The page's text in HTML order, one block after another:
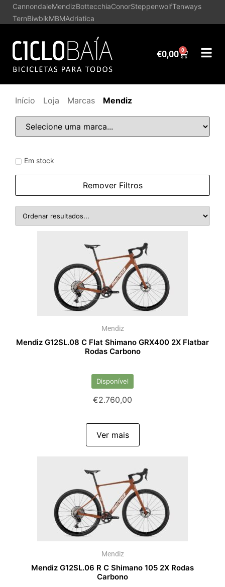
CannondaleMendizBottecchiaConorSteppenwolfTenways
TernBiwbikMBMAdriatica
€0,00 0
Início Loja Marcas Mendiz
Em stock
Remover Filtros
Mendiz
Mendiz G12SL.08 C Flat Shimano GRX400 2X Flatbar
Rodas Carbono
Disponível
€2.760,00
Ver mais
Mendiz
Mendiz G12SL.06 R C Shimano 105 2X Rodas
Carbono